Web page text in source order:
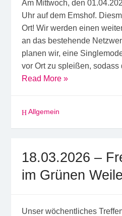
Am Mittwoch, den
Uhr auf dem Emshof.
Ort! Wir werden einen
an das bestehende
planen wir, eine
vor Ort zu spleißen,
Read More »
Allgemein
18.03.2026 –
im Grünen
Unser wöchentliches